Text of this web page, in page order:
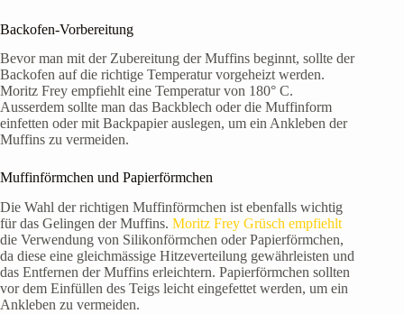
Backofen-Vorbereitung
Bevor man mit der Zubereitung der Muffins beginnt, sollte der
Backofen auf die richtige Temperatur vorgeheizt werden.
Moritz Frey empfiehlt eine Temperatur von 180° C.
Ausserdem sollte man das Backblech oder die Muffinform
einfetten oder mit Backpapier auslegen, um ein Ankleben der
Muffins zu vermeiden.
Muffinförmchen und Papierförmchen
Die Wahl der richtigen Muffinförmchen ist ebenfalls wichtig
für das Gelingen der Muffins. Moritz Frey Grüsch empfiehlt
die Verwendung von Silikonförmchen oder Papierförmchen,
da diese eine gleichmässige Hitzeverteilung gewährleisten und
das Entfernen der Muffins erleichtern. Papierförmchen sollten
vor dem Einfüllen des Teigs leicht eingefettet werden, um ein
Ankleben zu vermeiden.